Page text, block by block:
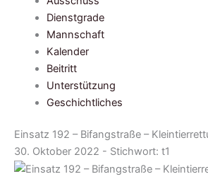
Dienstgrade
Mannschaft
Kalender
Beitritt
Unterstützung
Geschichtliches
Einsatz 192 – Bifangstraße –
30. Oktober 2022 - Stichwort: t1